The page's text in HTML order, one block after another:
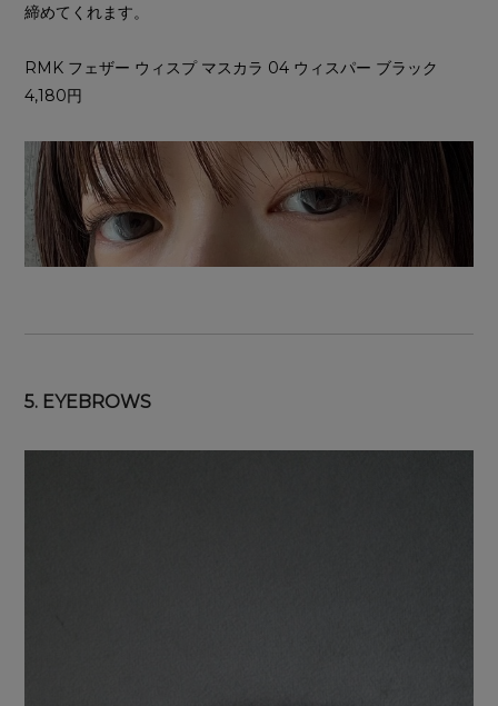
締めてくれます。
RMK フェザー ウィスプ マスカラ 04 ウィスパー ブラック
4,180円
5. EYEBROWS